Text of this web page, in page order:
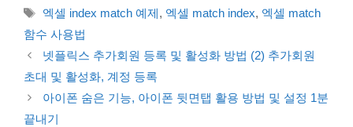
테
고
리
태
그
엑셀 index match 예제, 엑셀 match index, 엑셀 match
함수 사용법
넷플릭스 추가회원 등록 및 활성화 방법 (2) 추가회원
초대 및 활성화, 계정 등록
아이폰 숨은 기능, 아이폰 뒷면탭 활용 방법 및 설정 1분
끝내기